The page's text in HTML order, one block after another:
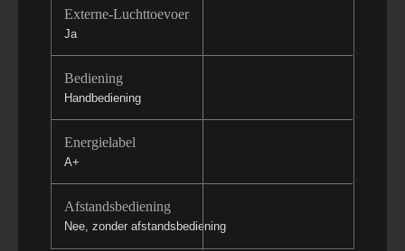
Externe-Luchttoevoer
Ja
Bediening
Handbediening
Energielabel
A+
Afstandsbediening
Nee, zonder afstandsbediening